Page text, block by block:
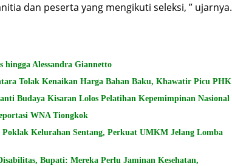
dan peserta yang mengikuti seleksi, ” ujarnya.
hingga Alessandra Giannetto
Tolak Kenaikan Harga Bahan Baku, Khawatir Picu PHK
Budaya Kisaran Lolos Pelatihan Kepemimpinan Nasional
WNA Tiongkok
Kelurahan Sentang, Perkuat UMKM Jelang Lomba
Bupati: Mereka Perlu Jaminan Kesehatan,